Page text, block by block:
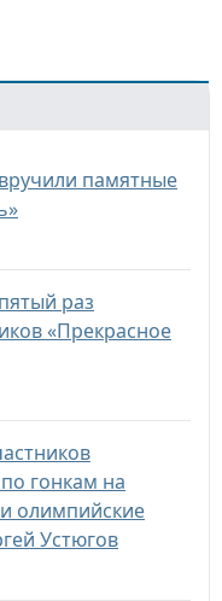
памятные
раз
«Прекрасное
гонкам на
олимпийские
Устюгов